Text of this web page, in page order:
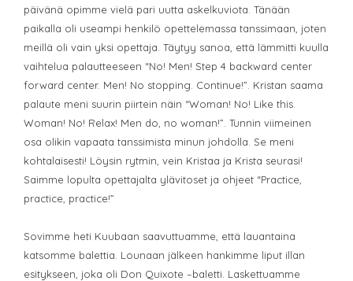
päivänä opimme vielä pari uutta askelkuviota. Tänään
paikalla oli useampi henkilö opettelemassa tanssimaan, joten
meillä oli vain yksi opettaja. Täytyy sanoa, että lämmitti kuulla
vaihtelua palautteeseen “No! Men! Step 4 backward center
forward center. Men! No stopping. Continue!”. Kristan saama
palaute meni suurin piirtein näin “Woman! No! Like this.
Woman! No! Relax! Men do, no woman!”. Tunnin viimeinen
osa olikin vapaata tanssimista minun johdolla. Se meni
kohtalaisesti! Löysin rytmin, vein Kristaa ja Krista seurasi!
Saimme lopulta opettajalta ylävitoset ja ohjeet “Practice,
practice, practice!”
Sovimme heti Kuubaan saavuttuamme, että lauantaina
katsomme balettia. Lounaan jälkeen hankimme liput illan
esitykseen, joka oli Don Quixote –baletti. Laskettuamme